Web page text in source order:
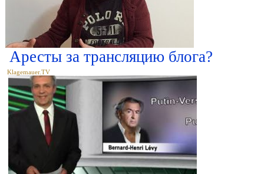
Аресты за трансляцию блога?
Klagemauer.TV